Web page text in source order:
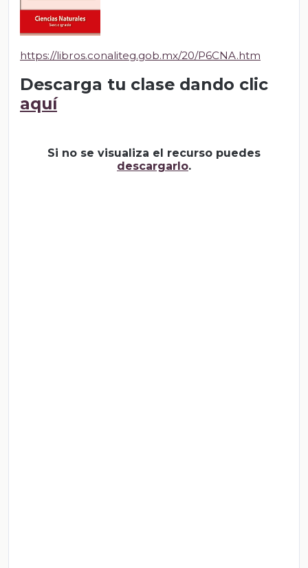
https://libros.conaliteg.gob.mx/20/P6CNA.htm
Descarga tu clase dando clic
aquí
Si no se visualiza el recurso puedes
descargarlo.